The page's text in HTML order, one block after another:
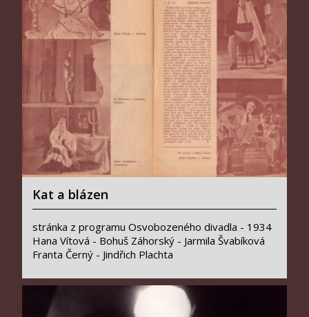
Kat a blázen
stránka z programu Osvobozeného divadla - 1934
Hana Vítová - Bohuš Záhorský - Jarmila Švabíková
Franta Černý - Jindřich Plachta